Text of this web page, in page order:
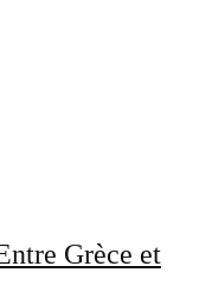
Grèce et